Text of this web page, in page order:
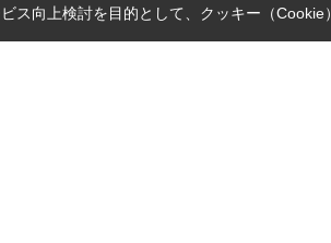
ス向上検討を目的として、クッキー（Cookie